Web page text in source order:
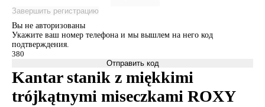
Завершить регистрацию
Вы не авторизованы
Укажите ваш номер телефона и мы вышлем на него код
подтверждения.
Отправить код
Kantar stanik z miękkimi
trójkątnymi miseczkami ROXY